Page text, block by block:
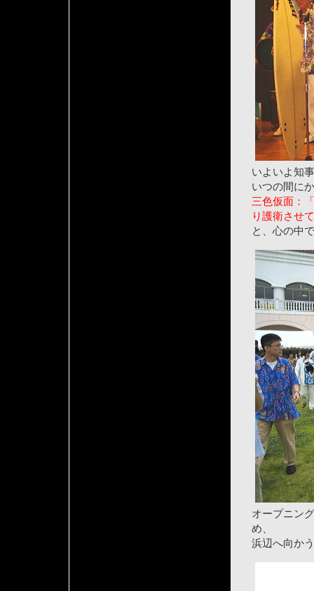
いよいよ知
いつの間に
三色仮面：
り護衛させ
と、心の中
オープニン
め、
浜辺へ向か